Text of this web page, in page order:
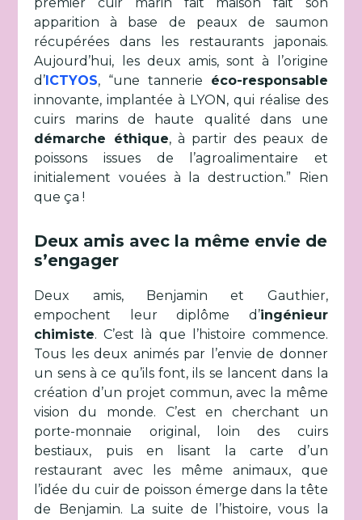
apparition à base de peaux de saumon
récupérées dans les restaurants japonais.
Aujourd’hui, les deux amis, sont à l’origine
d’ICTYOS, “une tannerie éco-responsable
innovante, implantée à LYON, qui réalise des
cuirs marins de haute qualité dans une
démarche éthique, à partir des peaux de
poissons issues de l’agroalimentaire et
initialement vouées à la destruction.” Rien
que ça !
Deux amis avec la même envie de
s’engager
Deux amis, Benjamin et Gauthier,
empochent leur diplôme d’ingénieur
chimiste. C’est là que l’histoire commence.
Tous les deux animés par l’envie de donner
un sens à ce qu’ils font, ils se lancent dans la
création d’un projet commun, avec la même
vision du monde. C’est en cherchant un
porte-monnaie original, loin des cuirs
bestiaux, puis en lisant la carte d’un
restaurant avec les même animaux, que
l’idée du cuir de poisson émerge dans la tête
de Benjamin. La suite de l’histoire, vous la